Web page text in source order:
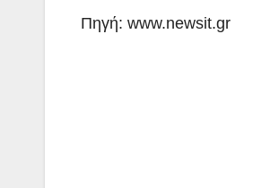
Πηγή: www.newsit.gr